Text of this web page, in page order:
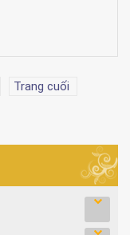
Trang cuối